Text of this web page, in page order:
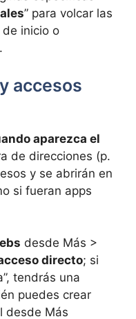
” para volcar las
inicio o
.
accesos
aparezca el
de direcciones (p.
y se abrirán en
si fueran apps
desde Más >
directo; si
tendrás una
puedes crear
desde Más